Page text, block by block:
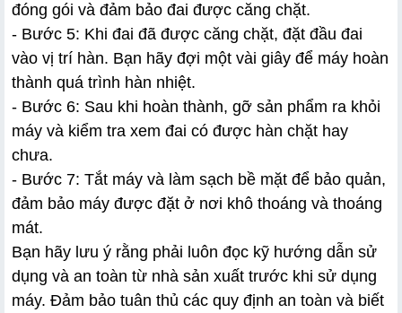
đóng gói và đảm bảo đai được căng chặt.
- Bước 5: Khi đai đã được căng chặt, đặt đầu đai
vào vị trí hàn. Bạn hãy đợi một vài giây để máy hoàn
thành quá trình hàn nhiệt.
- Bước 6: Sau khi hoàn thành, gỡ sản phẩm ra khỏi
máy và kiểm tra xem đai có được hàn chặt hay
chưa.
- Bước 7: Tắt máy và làm sạch bề mặt để bảo quản,
đảm bảo máy được đặt ở nơi khô thoáng và thoáng
mát.
Bạn hãy lưu ý rằng phải luôn đọc kỹ hướng dẫn sử
dụng và an toàn từ nhà sản xuất trước khi sử dụng
máy. Đảm bảo tuân thủ các quy định an toàn và biết